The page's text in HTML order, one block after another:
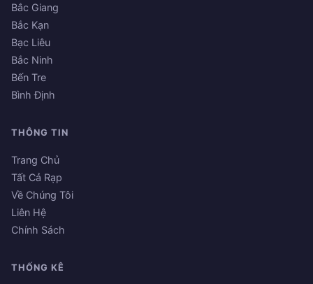
Bắc Giang
Bắc Kạn
Bạc Liêu
Bắc Ninh
Bến Tre
Bình Định
THÔNG TIN
Trang Chủ
Tất Cả Rạp
Về Chúng Tôi
Liên Hệ
Chính Sách
THỐNG KÊ